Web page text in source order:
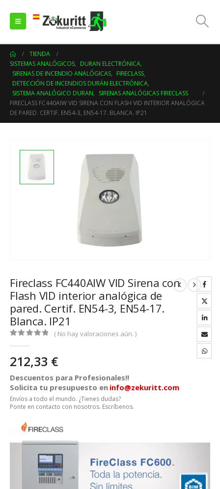
TIENDA
SISTEMAS ANALÓGICOS, DURAN ELECTRÓNICA,
SIRENAS DE INCENDIO ANALÓGICAS, FIRECLASS,
DETECCIÓN DE INCENDIOS DURÁN ELECTRÓNICA,
SISTEMA ANALÓGICO DURAN, SIRENAS ANALÓGICAS FIRECLASS
FIRECLASS FC440AIW VID SIRENA CON FLASH VID INTERIOR ANALÓGICA
DE PARED. CERTIF. EN54-3, EN54-17. BLANCA. IP21
Fireclass FC440AIW VID Sirena con
Flash VID interior analógica de
pared. Certif. EN54-3, EN54-17.
Blanca. IP21
( No hay valoraciones aún. )
212,33 €
Descuentos para Profesionales!!
Solicita tu presupuesto en info@zekuritt.com
Envíos a todo el mundo. ¿Tienes dudas?
Ponte en contacto con nosotros. Escríbenos.